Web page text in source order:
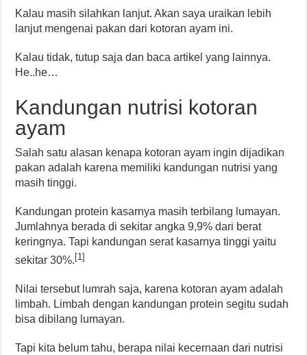
Kalau masih silahkan lanjut. Akan saya uraikan lebih
lanjut mengenai pakan dari kotoran ayam ini.
Kalau tidak, tutup saja dan baca artikel yang lainnya.
He..he…
Kandungan nutrisi kotoran
ayam
Salah satu alasan kenapa kotoran ayam ingin dijadikan
pakan adalah karena memiliki kandungan nutrisi yang
masih tinggi.
Kandungan protein kasarnya masih terbilang lumayan.
Jumlahnya berada di sekitar angka 9,9% dari berat
keringnya. Tapi kandungan serat kasarnya tinggi yaitu
sekitar 30%.[1]
Nilai tersebut lumrah saja, karena kotoran ayam adalah
limbah. Limbah dengan kandungan protein segitu sudah
bisa dibilang lumayan.
Tapi kita belum tahu, berapa nilai kecernaan dari nutrisi